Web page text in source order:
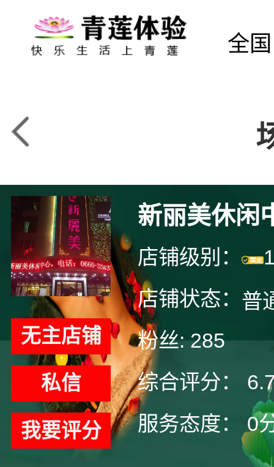
全国
无主店铺
私信
我要评分
新丽美休闲
店铺级别：
店铺状态： 普
粉丝: 285
综合评分：
服务态度：
0